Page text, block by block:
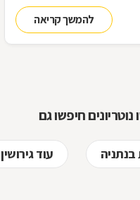
להמשך קריאה
חיפשו גם
בנתניה עוד